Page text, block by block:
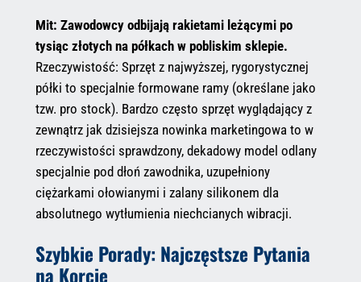
Mit: Zawodowcy odbijają rakietami leżącymi po
tysiąc złotych na półkach w pobliskim sklepie.
Rzeczywistość: Sprzęt z najwyższej, rygorystycznej
półki to specjalnie formowane ramy (określane jako
tzw. pro stock). Bardzo często sprzęt wyglądający z
zewnątrz jak dzisiejsza nowinka marketingowa to w
rzeczywistości sprawdzony, dekadowy model odlany
specjalnie pod dłoń zawodnika, uzupełniony
ciężarkami ołowianymi i zalany silikonem dla
absolutnego wytłumienia niechcianych wibracji.
Szybkie Porady: Najczęstsze Pytania
na Korcie